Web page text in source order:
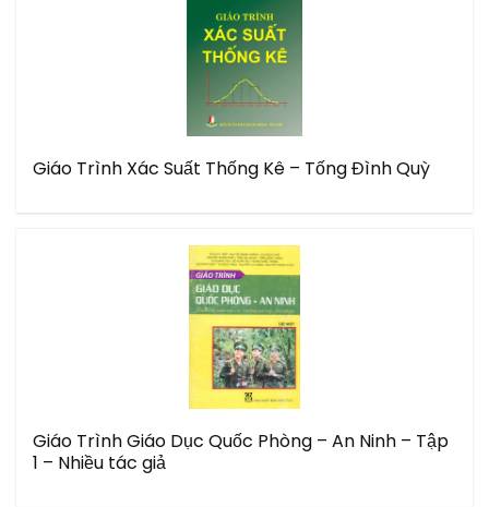
Giáo Trình Xác Suất Thống Kê – Tống Đình Quỳ
Giáo Trình Giáo Dục Quốc Phòng – An Ninh – Tập
1 – Nhiều tác giả